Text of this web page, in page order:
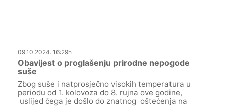
09.10.2024. 16:29h
Obavijest o proglašenju prirodne nepogode
suše
Zbog suše i natprosječno visokih temperatura u
periodu od 1. kolovoza do 8. rujna ove godine,
uslijed čega je došlo do znatnog oštećenja na